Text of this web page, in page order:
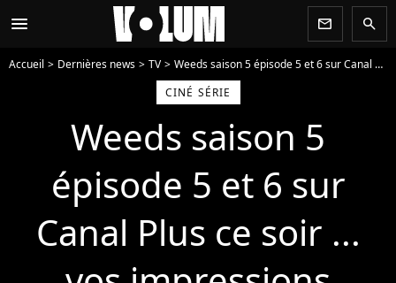
menu newsletter search
Accueil Dernières news TV
Weeds saison 5 épisode 5 et 6 sur Canal Plus ce soir ... vos impressions
CINÉ SÉRIE
Weeds saison 5
épisode 5 et 6 sur
Canal Plus ce soir ...